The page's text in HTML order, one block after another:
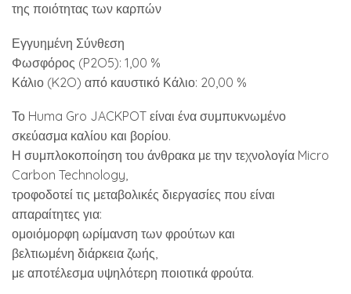
της ποιότητας των καρπών
Εγγυημένη Σύνθεση
Φωσφόρος (P2O5): 1,00 %
Κάλιο (K2O) από καυστικό Κάλιο: 20,00 %
Το Huma Gro JACKPOT είναι ένα συμπυκνωμένο
σκεύασμα καλίου και βορίου.
Η συμπλοκοποίηση του άνθρακα με την τεχνολογία Micro
Carbon Technology,
τροφοδοτεί τις μεταβολικές διεργασίες που είναι
απαραίτητες για:
ομοιόμορφη ωρίμανση των φρούτων και
βελτιωμένη διάρκεια ζωής,
με αποτέλεσμα υψηλότερη ποιοτικά φρούτα.